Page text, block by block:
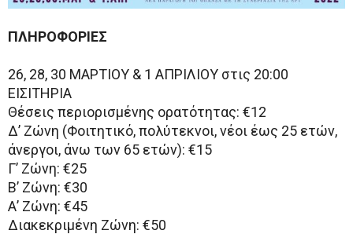
ΠΛΗΡΟΦΟΡΙΕΣ
26, 28, 30 ΜΑΡΤΙΟΥ & 1 ΑΠΡΙΛΙΟΥ στις 20:00
ΕΙΣΙΤΗΡΙΑ
Θέσεις περιορισμένης ορατότητας: €12
Δ’ Ζώνη (Φοιτητικό, πολύτεκνοι, νέοι έως 25 ετών,
άνεργοι, άνω των 65 ετών): €15
Γ’ Ζώνη: €25
Β’ Ζώνη: €30
Α’ Ζώνη: €45
Διακεκριμένη Ζώνη: €50